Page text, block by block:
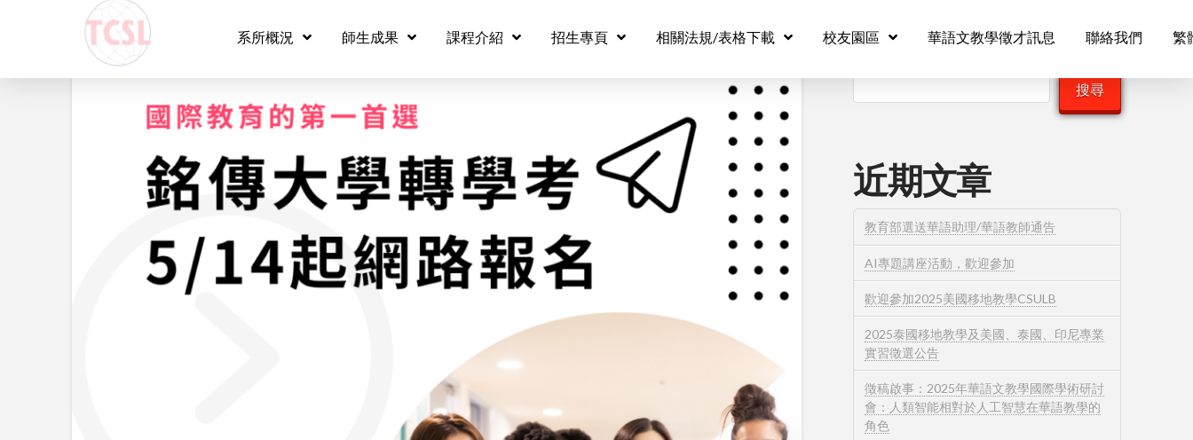
系所概況 師生成果 課程介紹 招生專頁 相關法規/表格下載 校友園區 華語文教學徵才訊息 聯絡我們 繁
搜尋
搜尋
近期文章
教育部選送華語助理/華語教師通告
AI專題講座活動，歡迎參加
歡迎參加2025美國移地教學CSULB
2025泰國移地教學及美國、泰國、印尼專業
實習徵選公告
徵稿啟事：2025年華語文教學國際學術研討
會：人類智能相對於人工智慧在華語教學的
角色